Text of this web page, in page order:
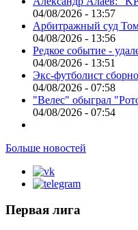
04/08/2026 - 13:57
Арбитражный суд
04/08/2026 - 13:56
Редкое событие -
04/08/2026 - 13:51
Экс-футболист
04/08/2026 - 07:58
"Велес" обыграл
04/08/2026 - 07:54
Больше новостей
Первая лига